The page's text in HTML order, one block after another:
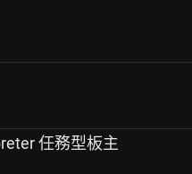
任務型板主